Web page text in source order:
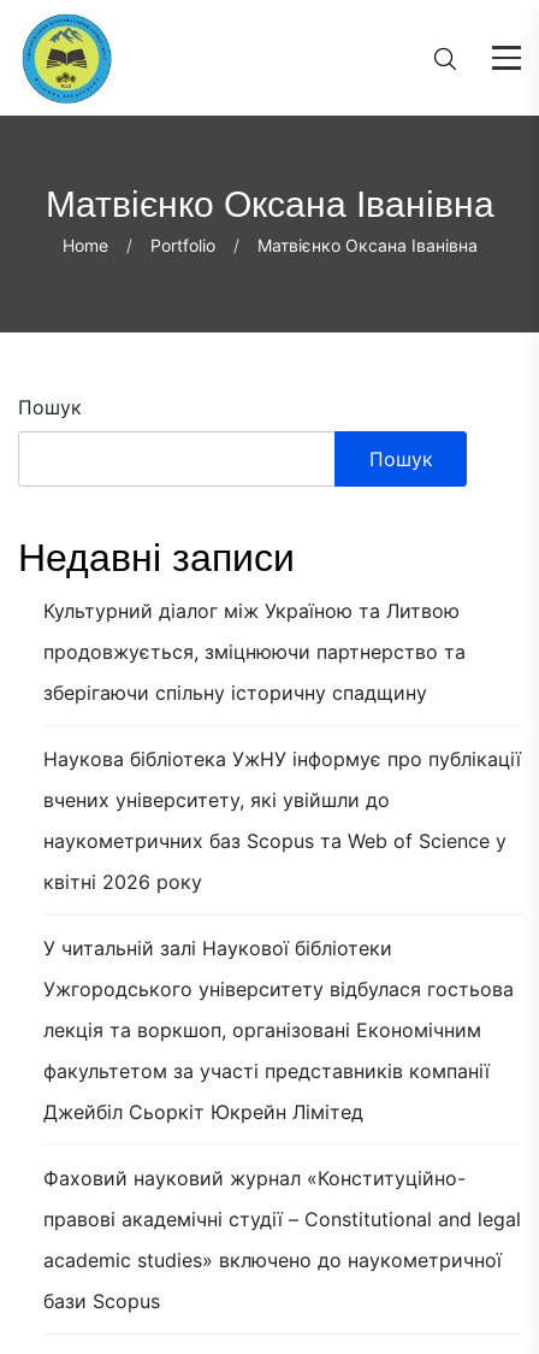
Матвієнко Оксана Іванівна
Home Portfolio Матвієнко Оксана Іванівна
Пошук
Пошук
Недавні записи
Культурний діалог між Україною та Литвою
продовжується, зміцнюючи партнерство та
зберігаючи спільну історичну спадщину
Наукова бібліотека УжНУ інформує про публікації
вчених університету, які увійшли до
наукометричних баз Scopus та Web of Science у
квітні 2026 року
У читальній залі Наукової бібліотеки
Ужгородського університету відбулася гостьова
лекція та воркшоп, організовані Економічним
факультетом за участі представників компанії
Джейбіл Сьоркіт Юкрейн Лімітед
Фаховий науковий журнал «Конституційно-
правові академічні студії – Constitutional and legal
academic studies» включено до наукометричної
бази Scopus